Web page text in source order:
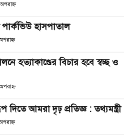
পার্কভিউ হাসপাতাল
হত্যাকাণ্ডের বিচার হবে স্বচ্ছ ও
দিতে আমরা দৃঢ় প্রতিজ্ঞ : তথ্যমন্ত্রী